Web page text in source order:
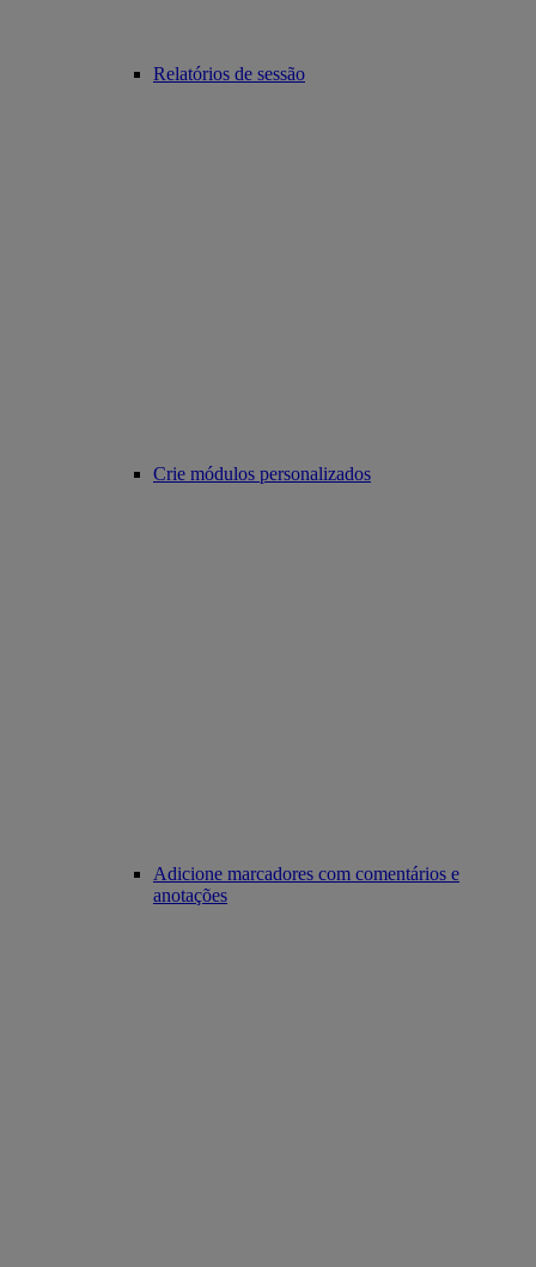
Relatórios de sessão
Crie módulos personalizados
Adicione marcadores com comentários e
anotações